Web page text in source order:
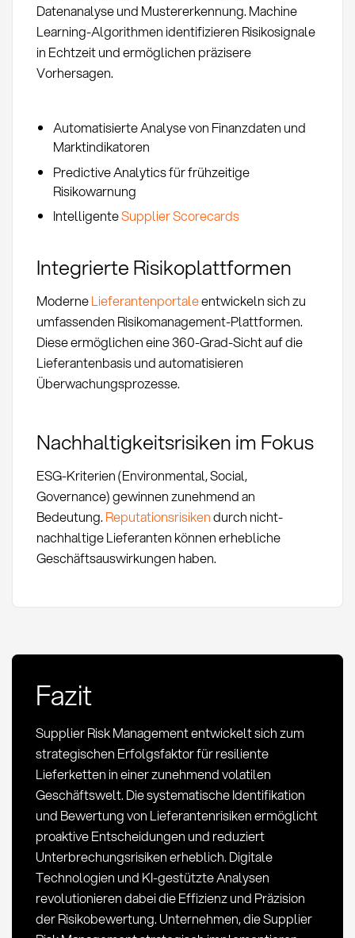
Datenanalyse und Mustererkennung. Machine
Learning-Algorithmen identifizieren Risikosignale
in Echtzeit und ermöglichen präzisere
Vorhersagen.
Automatisierte Analyse von Finanzdaten und
Marktindikatoren
Predictive Analytics für frühzeitige
Risikowarnung
IntelligenteSupplier Scorecards
Integrierte Risikoplattformen
ModerneLieferantenportaleentwickeln sich zu
umfassenden Risikomanagement-Plattformen.
Diese ermöglichen eine 360-Grad-Sicht auf die
Lieferantenbasis und automatisieren
Überwachungsprozesse.
Nachhaltigkeitsrisiken im Fokus
ESG-Kriterien (Environmental, Social,
Governance) gewinnen zunehmend an
Bedeutung. Reputationsrisikendurch nicht-
nachhaltige Lieferanten können erhebliche
Geschäftsauswirkungen haben.
Fazit
Supplier Risk Management entwickelt sich zum
strategischen Erfolgsfaktor für resiliente
Lieferketten in einer zunehmend volatilen
Geschäftswelt. Die systematische Identifikation
und Bewertung von Lieferantenrisiken ermöglicht
proaktive Entscheidungen und reduziert
Unterbrechungsrisiken erheblich. Digitale
Technologien und KI-gestützte Analysen
revolutionieren dabei die Effizienz und Präzision
der Risikobewertung. Unternehmen, die Supplier